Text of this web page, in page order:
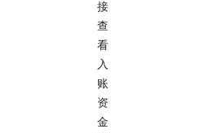
接
查
看
入
账
资
金